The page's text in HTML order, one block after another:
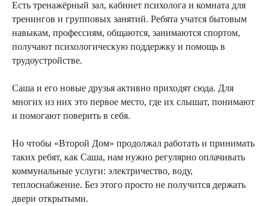
Есть тренажёрный зал, кабинет психолога и комната для
тренингов и групповых занятий. Ребята учатся бытовым
навыкам, профессиям, общаются, занимаются спортом,
получают психологическую поддержку и помощь в
трудоустройстве.
Саша и его новые друзья активно приходят сюда. Для
многих из них это первое место, где их слышат, понимают
и помогают поверить в себя.
Но чтобы «Второй Дом» продолжал работать и принимать
таких ребят, как Саша, нам нужно регулярно оплачивать
коммунальные услуги: электричество, воду,
теплоснабжение. Без этого просто не получится держать
двери открытыми.